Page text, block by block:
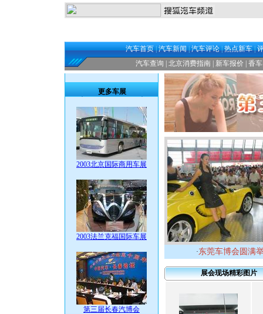
汽车首页|汽车新闻|汽车评论|热点新车|
汽车查询
北京消费指南 新车报价 香
更多车展
2003北京国际商用车展
2003法兰克福国际车展
第三届长春汽博会
·东莞车博会圆满
展会现场精彩图片